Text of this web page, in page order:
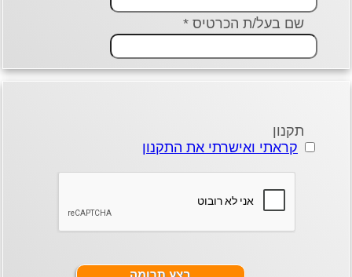
שם בעל/ת הכרטיס *
תקנון
קראתי ואישרתי את התקנון